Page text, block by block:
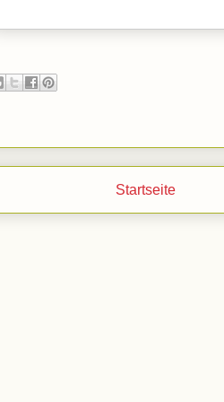
Startseite